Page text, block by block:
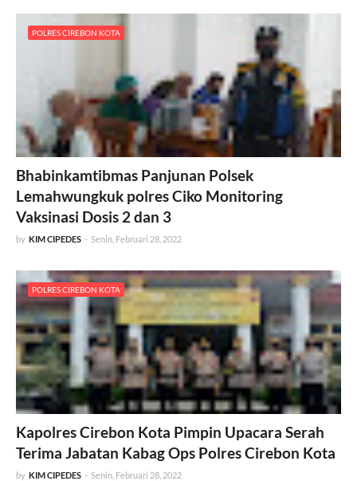
POLRES CIREBON KOTA
Bhabinkamtibmas Panjunan Polsek
Lemahwungkuk polres Ciko Monitoring
Vaksinasi Dosis 2 dan 3
by KIM CIPEDES - Senin, Februari 28, 2022
POLRES CIREBON KOTA
Kapolres Cirebon Kota Pimpin Upacara Serah
Terima Jabatan Kabag Ops Polres Cirebon Kota
by KIM CIPEDES - Senin, Februari 28, 2022